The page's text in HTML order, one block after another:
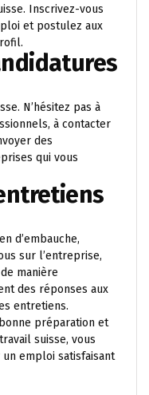
Inscrivez-vous
et postulez aux
N’hésitez pas à
à contacter
des
qui vous
d’embauche,
sur l’entreprise,
manière
des réponses aux
entretiens.
préparation et
suisse, vous
emploi satisfaisant